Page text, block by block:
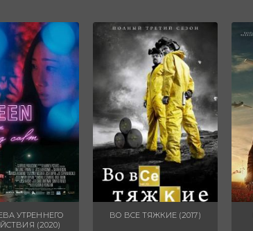
УТРЕННЕГО
(2020)
ВО ВСЕ ТЯЖКИЕ (2017)